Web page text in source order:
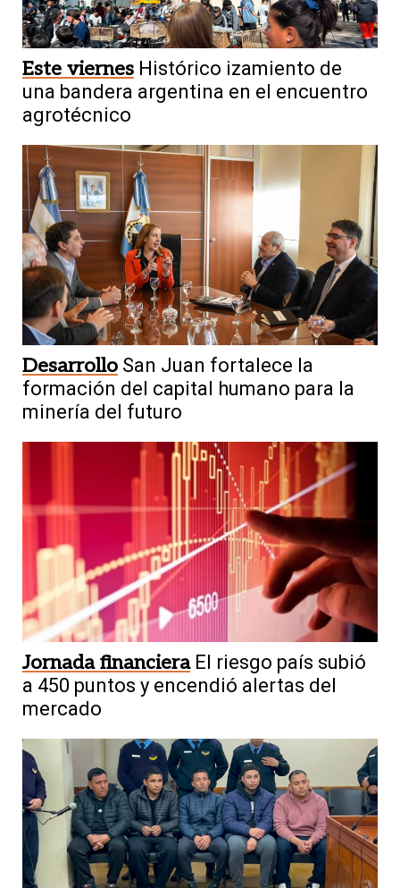
Este viernes Histórico izamiento de
una bandera argentina en el encuentro
agrotécnico
Desarrollo San Juan fortalece la
formación del capital humano para la
minería del futuro
Jornada financiera El riesgo país subió
a 450 puntos y encendió alertas del
mercado